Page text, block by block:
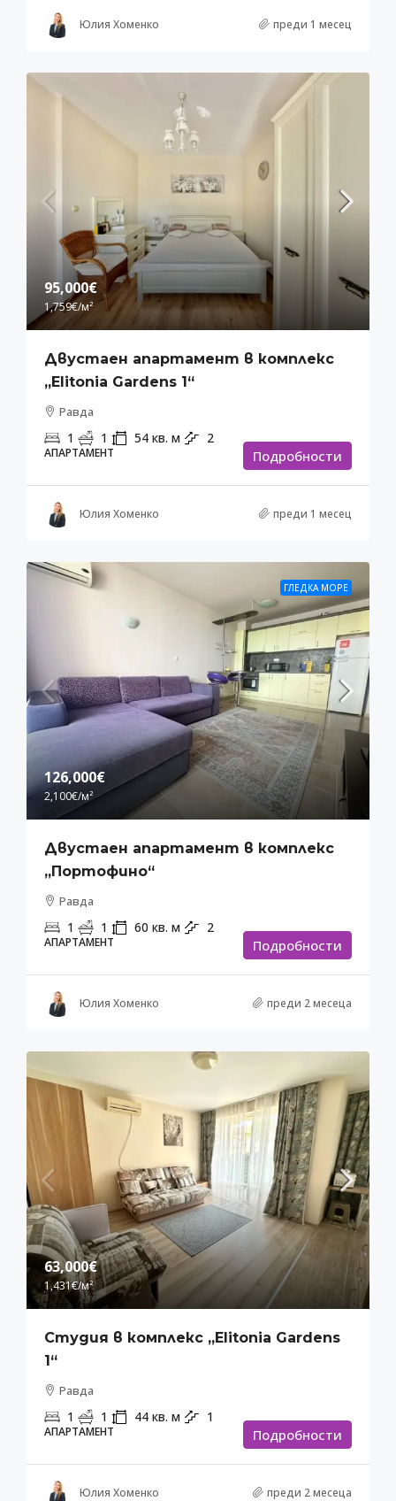
Юлия Хоменко преди 1 месец
95,000€
1,759€/м²
Двустаен апартамент в комплекс
„Elitonia Gardens 1“
Равда
1 1 54 кв. м 2
АПАРТАМЕНТ Подробности
Юлия Хоменко преди 1 месец
ГЛЕДКА МОРЕ
126,000€
2,100€/м²
Двустаен апартамент в комплекс
„Портофино“
Равда
1 1 60 кв. м 2
АПАРТАМЕНТ Подробности
Юлия Хоменко преди 2 месеца
63,000€
1,431€/м²
Студия в комплекс „Elitonia Gardens
1“
Равда
1 1 44 кв. м 1
АПАРТАМЕНТ Подробности
Юлия Хоменко преди 2 месеца